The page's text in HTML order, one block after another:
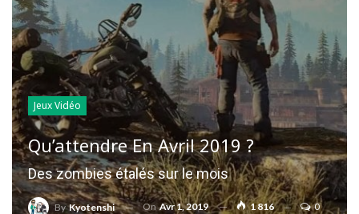
Jeux Vidéo
Qu’attendre En Avril 2019 ?
Des zombies étalés sur le mois
ByKyotenshi OnAvr 1, 2019 1 816 0